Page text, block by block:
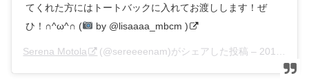
てくれた方にはトートバックに入れてお渡しします！ぜ
ひ！∩^ω^∩ (
by @lisaaaa_mbcm )
Serena Motola (@sereeeenam)がシェアした投稿 – 2017年11月月4日午後11時54分PDT